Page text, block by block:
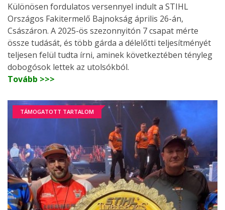
Különösen fordulatos versennyel indult a STIHL
Országos Fakitermelő Bajnokság április 26-án,
Császáron. A 2025-ös szezonnyitón 7 csapat mérte
össze tudását, és több gárda a délelőtti teljesítményét
teljesen felül tudta írni, aminek következtében tényleg
dobogósok lettek az utolsókból.
Tovább >>>
TÁMOGATOTT TARTALOM